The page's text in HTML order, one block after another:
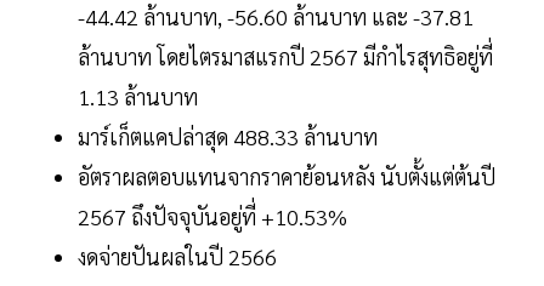
-44.42 ล้านบาท, -56.60 ล้านบาท และ -37.81
ล้านบาท โดยไตรมาสแรกปี 2567 มีกำไรสุทธิอยู่ที่
1.13 ล้านบาท
มาร์เก็ตแคปล่าสุด 488.33 ล้านบาท
อัตราผลตอบแทนจากราคาย้อนหลัง นับตั้งแต่ต้นปี
2567 ถึงปัจจุบันอยู่ที่ +10.53%
งดจ่ายปันผลในปี 2566